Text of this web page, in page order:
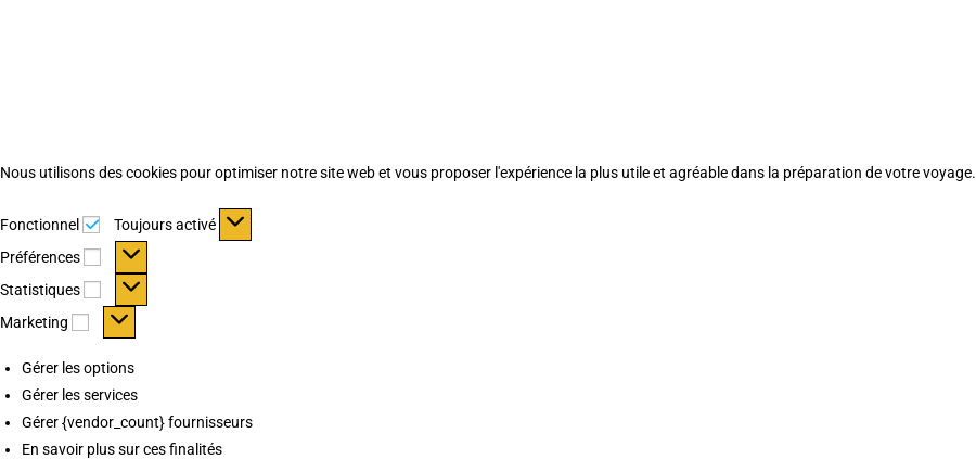
Nous utilisons des cookies pour optimiser notre site web et vous proposer l'expérience la plus utile et agréable dans la préparation de votre voyage.
Fonctionnel Fonctionnel
Toujours activé
Préférences
Préférences
Statistiques Statistiques
Marketing Marketing
Gérer les options
Gérer les services
Gérer {vendor_count} fournisseurs
En savoir plus sur ces finalités